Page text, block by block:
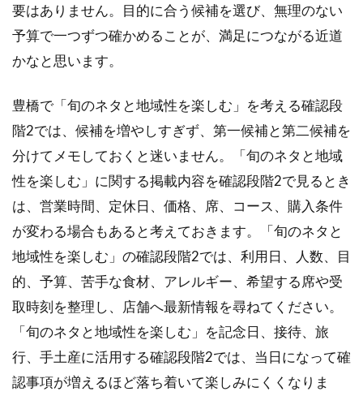
要はありません。目的に合う候補を選び、無理のない
予算で一つずつ確かめることが、満足につながる近道
かなと思います。
豊橋で「旬のネタと地域性を楽しむ」を考える確認段
階2では、候補を増やしすぎず、第一候補と第二候補を
分けてメモしておくと迷いません。「旬のネタと地域
性を楽しむ」に関する掲載内容を確認段階2で見るとき
は、営業時間、定休日、価格、席、コース、購入条件
が変わる場合もあると考えておきます。「旬のネタと
地域性を楽しむ」の確認段階2では、利用日、人数、目
的、予算、苦手な食材、アレルギー、希望する席や受
取時刻を整理し、店舗へ最新情報を尋ねてください。
「旬のネタと地域性を楽しむ」を記念日、接待、旅
行、手土産に活用する確認段階2では、当日になって確
認事項が増えるほど落ち着いて楽しみにくくなりま